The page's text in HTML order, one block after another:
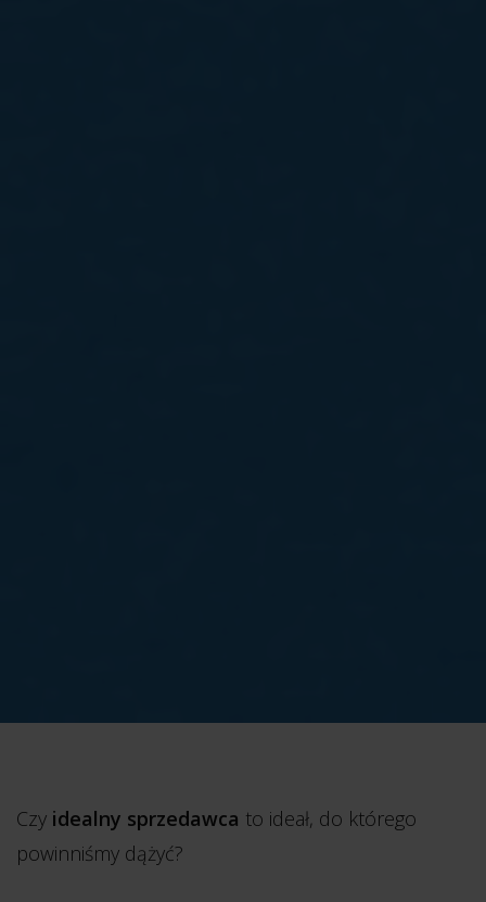
Czy idealny sprzedawca to ideał, do którego
powinniśmy dążyć?